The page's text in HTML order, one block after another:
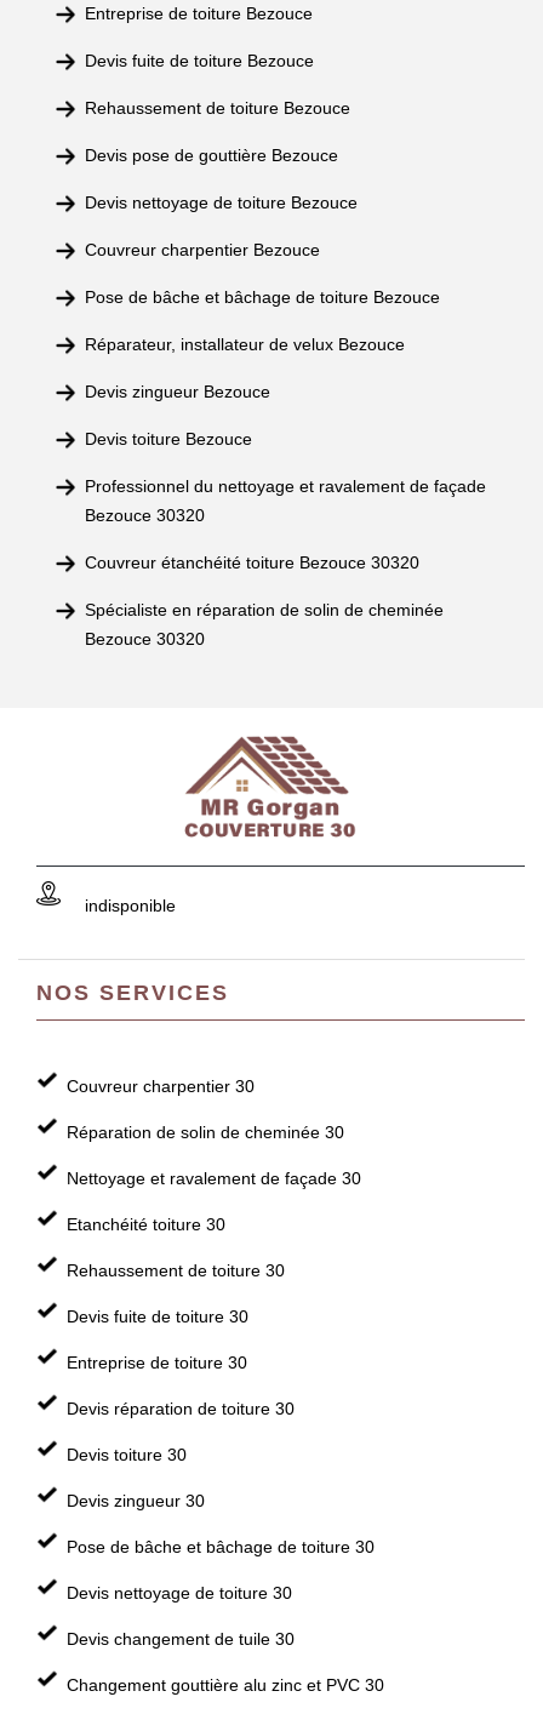
Entreprise de toiture Bezouce
Devis fuite de toiture Bezouce
Rehaussement de toiture Bezouce
Devis pose de gouttière Bezouce
Devis nettoyage de toiture Bezouce
Couvreur charpentier Bezouce
Pose de bâche et bâchage de toiture Bezouce
Réparateur, installateur de velux Bezouce
Devis zingueur Bezouce
Devis toiture Bezouce
Professionnel du nettoyage et ravalement de façade
Bezouce 30320
Couvreur étanchéité toiture Bezouce 30320
Spécialiste en réparation de solin de cheminée
Bezouce 30320
indisponible
NOS SERVICES
Couvreur charpentier 30
Réparation de solin de cheminée 30
Nettoyage et ravalement de façade 30
Etanchéité toiture 30
Rehaussement de toiture 30
Devis fuite de toiture 30
Entreprise de toiture 30
Devis réparation de toiture 30
Devis toiture 30
Devis zingueur 30
Pose de bâche et bâchage de toiture 30
Devis nettoyage de toiture 30
Devis changement de tuile 30
Changement gouttière alu zinc et PVC 30